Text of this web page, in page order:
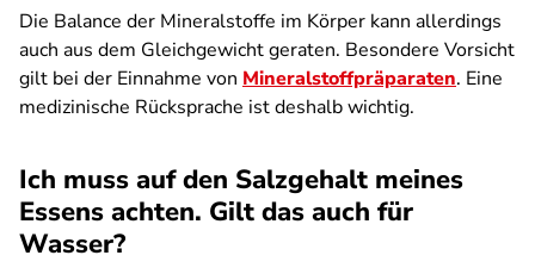
Die Balance der Mineralstoffe im Körper kann allerdings
auch aus dem Gleichgewicht geraten. Besondere Vorsicht
gilt bei der Einnahme von Mineralstoffpräparaten. Eine
medizinische Rücksprache ist deshalb wichtig.
Ich muss auf den Salzgehalt meines
Essens achten. Gilt das auch für
Wasser?